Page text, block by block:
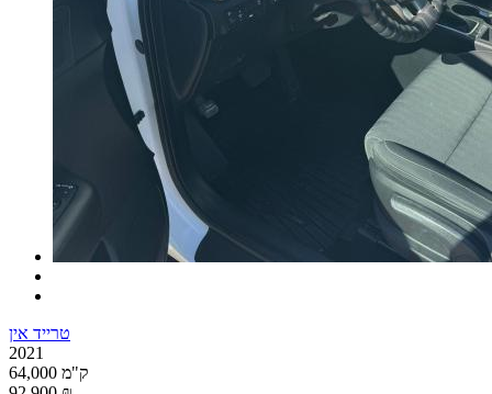
טרייד אין
2021
64,000 ק"מ